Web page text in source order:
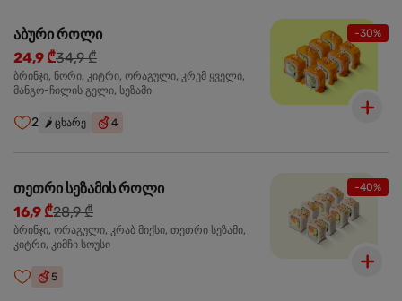
-30%
აბური როლი
24,9 ₾34,9 ₾
ბრინჯი, ნორი, კიტრი, ორაგული, კრემ ყველი,
მანგო-ჩილის გელი, სეზამი
2 🌶️ ცხარე 4
-40%
თეთრი სეზამის როლი
16,9 ₾28,9 ₾
ბრინჯი, ორაგული, კრაბ მიქსი, თეთრი სეზამი,
კიტრი, კიმჩი სოუსი
5